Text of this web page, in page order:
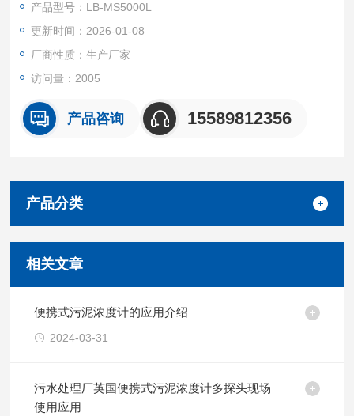
产品型号：LB-MS5000L
更新时间：2026-01-08
厂商性质：生产厂家
访问量：2005
产品咨询 15589812356
产品分类
相关文章
便携式污泥浓度计的应用介绍
2024-03-31
污水处理厂英国便携式污泥浓度计多探头现场
使用应用